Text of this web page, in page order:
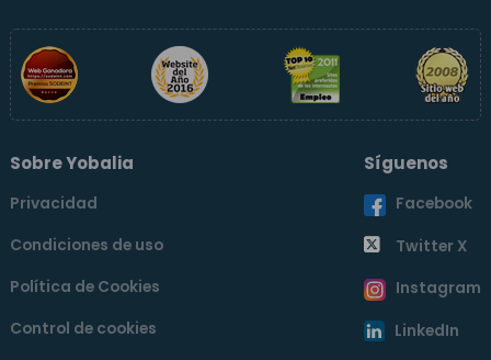
Sobre Yobalia
Privacidad
Condiciones de uso
Política de Cookies
Control de cookies
Síguenos
Facebook
Twitter X
Instagram
LinkedIn